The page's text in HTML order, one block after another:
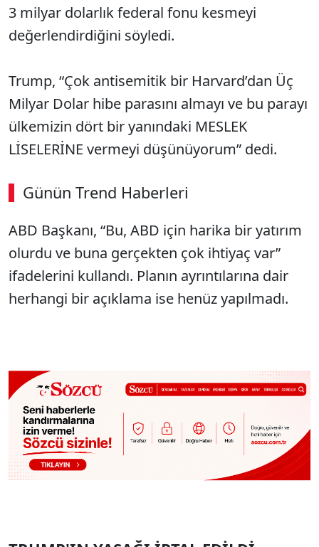
3 milyar dolarlık federal fonu kesmeyi
değerlendirdiğini söyledi.
Trump, “Çok antisemitik bir Harvard’dan Üç
Milyar Dolar hibe parasını almayı ve bu parayı
ülkemizin dört bir yanındaki MESLEK
LİSELERİNE vermeyi düşünüyorum” dedi.
Günün Trend Haberleri
ABD Başkanı, “Bu, ABD için harika bir yatırım
olurdu ve buna gerçekten çok ihtiyaç var”
ifadelerini kullandı. Planın ayrıntılarına dair
herhangi bir açıklama ise henüz yapılmadı.